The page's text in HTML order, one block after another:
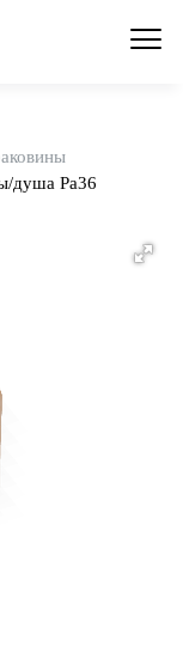
душа Pa36